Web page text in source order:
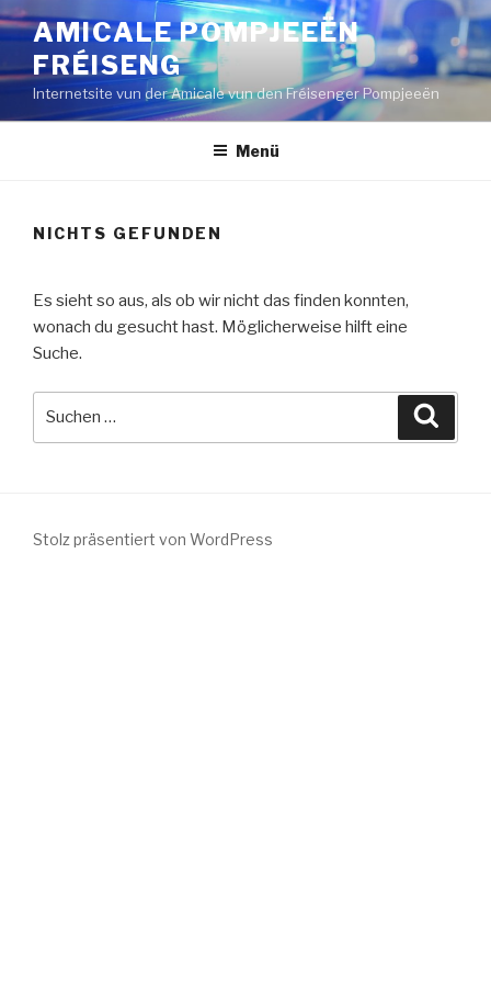
Zum
Inhalt
springen
AMICALE POMPJEEËN
FRÉISENG
Internetsite vun der Amicale vun den Fréisenger Pompjeeën
Menü
NICHTS GEFUNDEN
Es sieht so aus, als ob wir nicht das finden konnten,
wonach du gesucht hast. Möglicherweise hilft eine
Suche.
Stolz präsentiert von WordPress